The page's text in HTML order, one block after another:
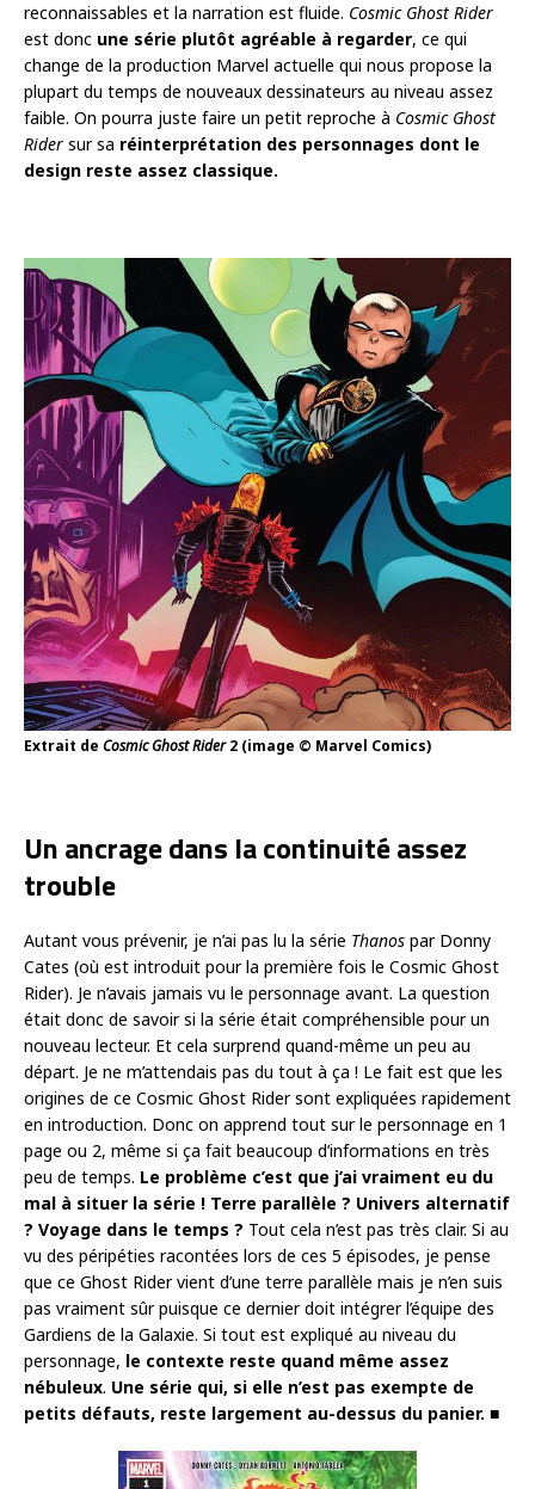
reconnaissables et la narration est fluide. Cosmic Ghost Rider
est donc une série plutôt agréable à regarder, ce qui
change de la production Marvel actuelle qui nous propose la
plupart du temps de nouveaux dessinateurs au niveau assez
faible. On pourra juste faire un petit reproche à Cosmic Ghost
Rider sur sa réinterprétation des personnages dont le
design reste assez classique.
Extrait de Cosmic Ghost Rider2 (image © Marvel Comics)
Un ancrage dans la continuité assez
trouble
Autant vous prévenir, je n’ai pas lu la série Thanos par Donny
Cates (où est introduit pour la première fois le Cosmic Ghost
Rider). Je n’avais jamais vu le personnage avant. La question
était donc de savoir si la série était compréhensible pour un
nouveau lecteur. Et cela surprend quand-même un peu au
départ. Je ne m’attendais pas du tout à ça ! Le fait est que les
origines de ce Cosmic Ghost Rider sont expliquées rapidement
en introduction. Donc on apprend tout sur le personnage en 1
page ou 2, même si ça fait beaucoup d’informations en très
peu de temps. Le problème c’est que j’ai vraiment eu du
mal à situer la série ! Terre parallèle ? Univers alternatif
? Voyage dans le temps ? Tout cela n’est pas très clair. Si au
vu des péripéties racontées lors de ces 5 épisodes, je pense
que ce Ghost Rider vient d’une terre parallèle mais je n’en suis
pas vraiment sûr puisque ce dernier doit intégrer l’équipe des
Gardiens de la Galaxie. Si tout est expliqué au niveau du
personnage, le contexte reste quand même assez
nébuleux. Une série qui, si elle n’est pas exempte de
petits défauts, reste largement au-dessus du panier. ■